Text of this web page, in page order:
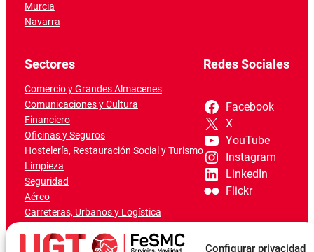
Configurar privacidad
Murcia
Navarra
Sectores
Comercio y Grandes Almacenes
Comunicaciones y Cultura
Financiero
Oficinas y Seguros
Hostelería, Restauración Social y Turismo
Limpieza
Seguridad
Aéreo
Carreteras, Urbanos y Logística
Marítimo-Portuario
Redes Sociales
Facebook
X
YouTube
Instagram
LinkedIn
Flickr